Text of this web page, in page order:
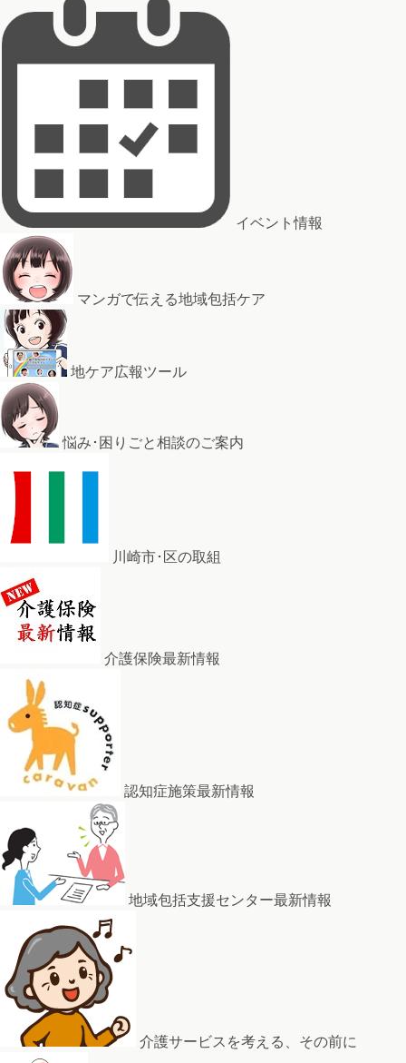
イベント情報
マンガで伝える地域包括ケア
地ケア広報ツール
悩み･困りごと相談のご案内
川崎市･区の取組
介護保険最新情報
認知症施策最新情報
地域包括支援センター最新情報
介護サービスを考える、その前に